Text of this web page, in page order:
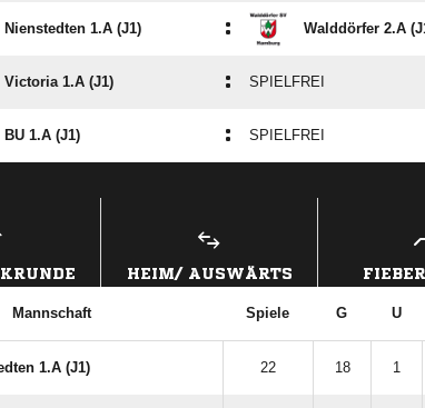
Nienstedten 1.A (J1) : Walddörfer 2.A
Victoria 1.A (J1) : SPIELFREI
BU 1.A (J1) : SPIELFREI
HEIM/ AUSWÄRTS
Mannschaft Spiele G U
1.A (J1) 22 18 1